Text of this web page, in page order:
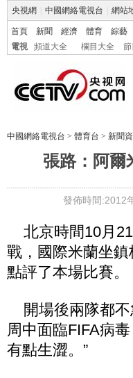
央視網 中國網絡電視台 網站
首頁 新聞 經濟 體育 綜藝
電視
頻道大全 欄目大全 節
中國網絡電視台 > 體育台 > 新聞
張路：阿爾
發佈時間:2012
北京時間10月21
戰，國際米蘭坐
點評了本場比賽。
開場後兩隊都不
周中面臨FIFA病
有點生澀。”